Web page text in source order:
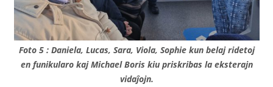
Foto 5 : Daniela, Lucas, Sara, Viola, Sophie kun belaj ridetoj
en funikularo kaj Michael Boris kiu priskribas la eksterajn
vidaĵojn.